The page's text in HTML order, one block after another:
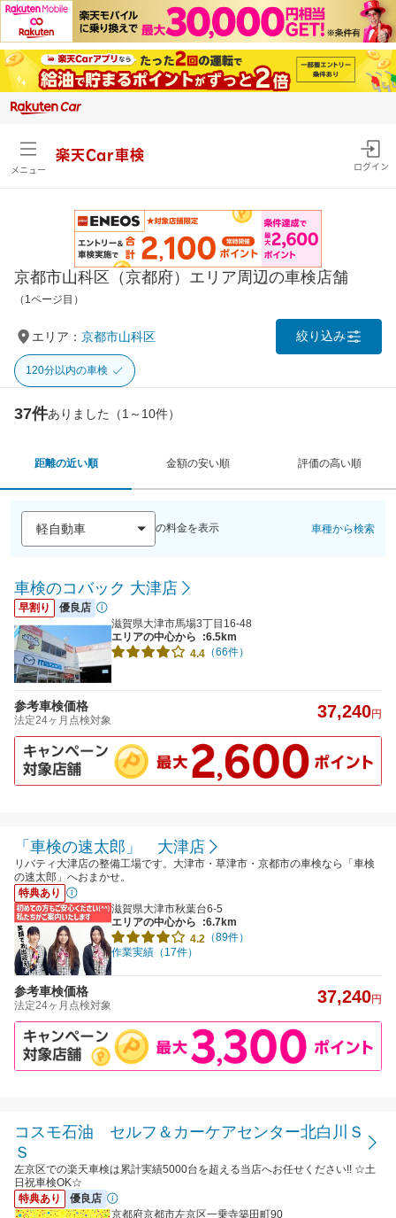
メニュー
楽天Car車検
ログイン
京都市山科区（京都府）エリア周辺の車検店舗
（1ページ目）
エリア： 京都市山科区 絞り込み
120分以内の車検
37件ありました（1～10件）
距離の近い順 金額の安い順 評価の高い順
の料金を表示 車種から検索
車検のコバック 大津店
早割り
優良店
滋賀県大津市馬場3丁目16-48
エリアの中心から
:6.5km
4.4 （66件）
参考車検価格
法定24ヶ月点検対象 37,240円
「車検の速太郎」 大津店
リバティ大津店の整備工場です。大津市・草津市・京都市の車検なら「車検
の速太郎」へおまかせ。
特典あり
滋賀県大津市秋葉台6-5
エリアの中心から
:6.7km
4.2 （89件）
作業実績（17件）
参考車検価格
法定24ヶ月点検対象 37,240円
コスモ石油 セルフ＆カーケアセンター北白川Ｓ
Ｓ
左京区での楽天車検は累計実績5000台を超える当店へお任せください!! ☆土
日祝車検OK☆
特典あり
優良店
京都府京都市左京区一乗寺築田町90